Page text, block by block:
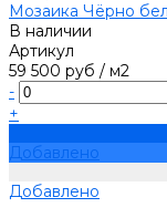
Мозаика Чёрно
В наличии
Артикул
59 500 руб / м2
-
+
Добавлено
Добавлено